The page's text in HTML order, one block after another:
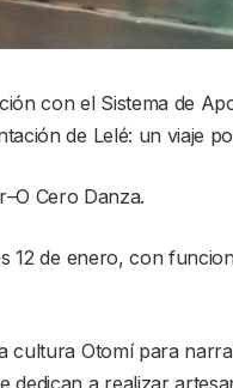
con el Sistema de
de Lelé: un viaje
Cero Danza.
12 de enero, con
cultura Otomí para